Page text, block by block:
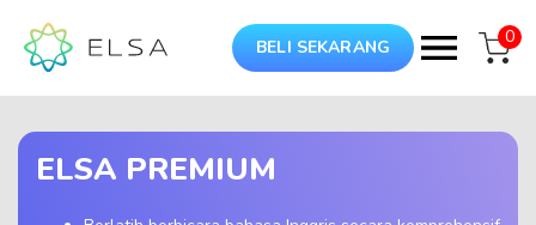
BELI SEKARANG 0
ELSA PREMIUM